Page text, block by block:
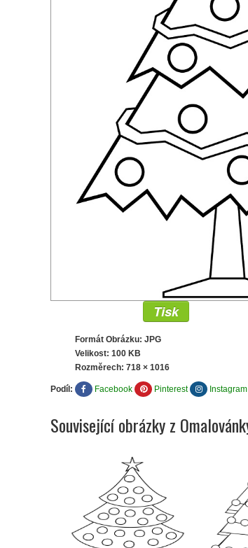
Tisk
Formát Obrázku: JPG
Velikost: 100 KB
Rozměrech: 718 × 1016
Podíl: Facebook Pinterest Instagram
Související obrázky z